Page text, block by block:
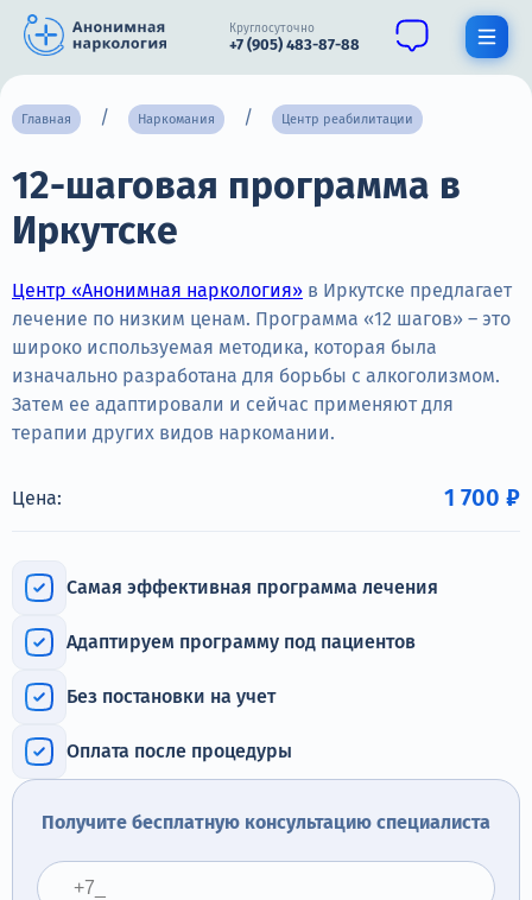
Круглосуточно
+7 (905) 483-87-88
О нас
Наркомания
Алкоголизм
Нарколог
Стационар
Психиатрия
Цены
Контакты
+7 (905) 483-87-88
Иркутск, улица Марата, 22
Главная Наркомания Центр реабилитации
12-шаговая программа в
Иркутске
Центр «Анонимная наркология» в Иркутске предлагает
лечение по низким ценам. Программа «12 шагов» – это
широко используемая методика, которая была
изначально разработана для борьбы с алкоголизмом.
Затем ее адаптировали и сейчас применяют для
терапии других видов наркомании.
Цена: 1 700 ₽
Самая эффективная программа лечения
Адаптируем программу под пациентов
Без постановки на учет
Оплата после процедуры
Получите бесплатную консультацию специалиста